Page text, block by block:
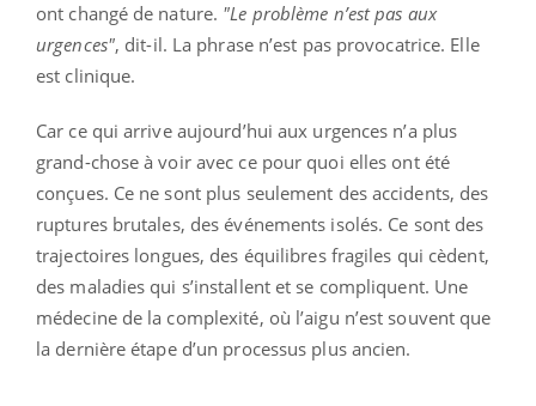
ont changé de nature. "Le problème n’est pas aux
urgences", dit-il. La phrase n’est pas provocatrice. Elle
est clinique.
Car ce qui arrive aujourd’hui aux urgences n’a plus
grand-chose à voir avec ce pour quoi elles ont été
conçues. Ce ne sont plus seulement des accidents, des
ruptures brutales, des événements isolés. Ce sont des
trajectoires longues, des équilibres fragiles qui cèdent,
des maladies qui s’installent et se compliquent. Une
médecine de la complexité, où l’aigu n’est souvent que
la dernière étape d’un processus plus ancien.